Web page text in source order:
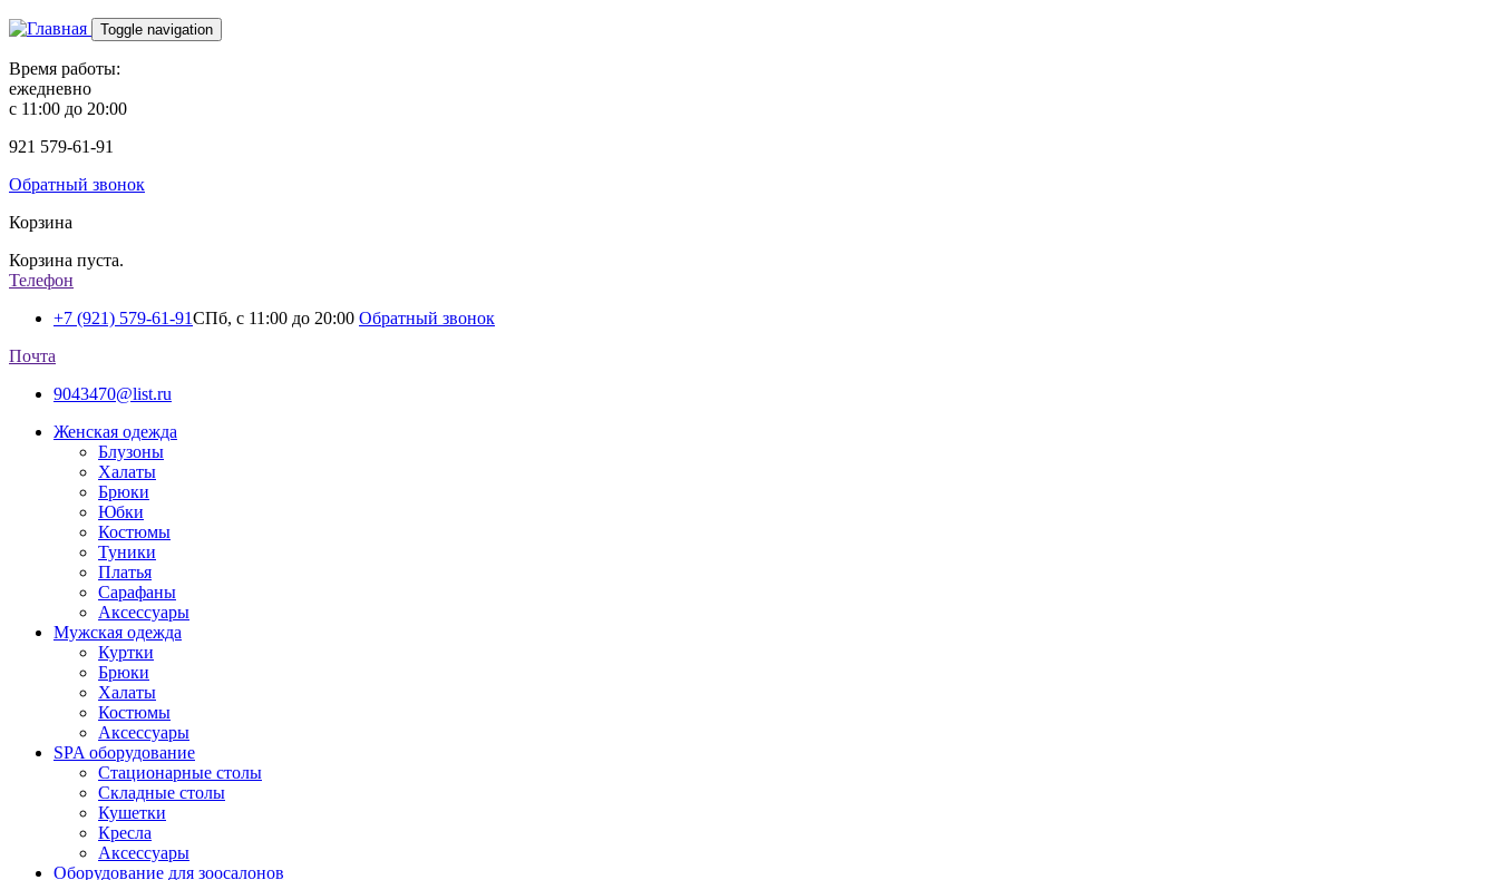
Toggle navigation
Время работы:
ежедневно
с 11:00 до 20:00
921 579-61-91
Обратный звонок
Корзина
Корзина пуста.
Телефон
+7 (921) 579-61-91СПб, с 11:00 до 20:00 Обратный звонок
Почта
9043470@list.ru
Женская одежда
Блузоны
Халаты
Брюки
Юбки
Костюмы
Туники
Платья
Сарафаны
Аксессуары
Мужская одежда
Куртки
Брюки
Халаты
Костюмы
Аксессуары
SPA оборудование
Стационарные столы
Складные столы
Кушетки
Кресла
Аксессуары
Оборудование для зоосалонов